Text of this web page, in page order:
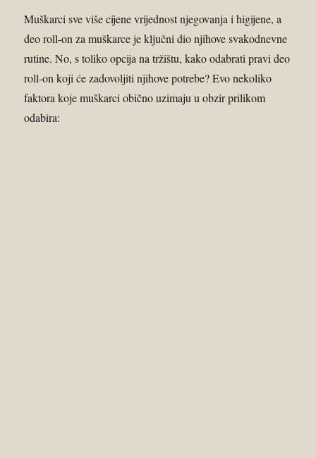
Muškarci sve više cijene vrijednost njegovanja i higijene, a
deo roll-on za muškarce je ključni dio njihove svakodnevne
rutine. No, s toliko opcija na tržištu, kako odabrati pravi deo
roll-on koji će zadovoljiti njihove potrebe? Evo nekoliko
faktora koje muškarci obično uzimaju u obzir prilikom
odabira: